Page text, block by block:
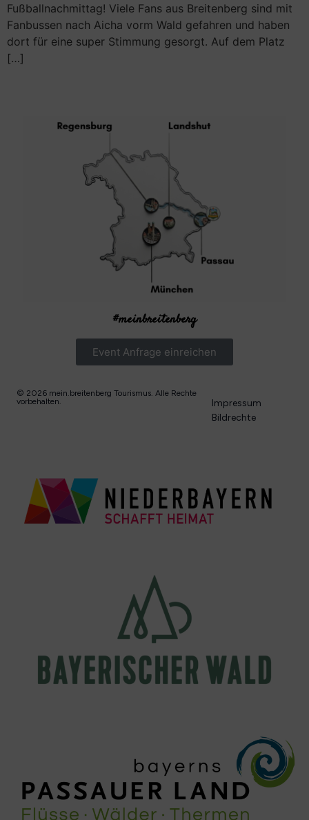
Fußballnachmittag! Viele Fans aus Breitenberg sind mit
Fanbussen nach Aicha vorm Wald gefahren und haben
dort für eine super Stimmung gesorgt. Auf dem Platz
[…]
#meinbreitenberg
Event Anfrage einreichen
© 2026 mein.breitenberg Tourismus. Alle Rechte
vorbehalten.
Impressum
Bildrechte